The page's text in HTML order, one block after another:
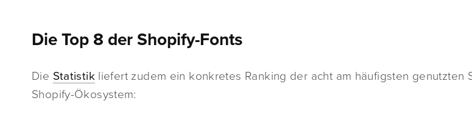
Die Top 8 der Shopify-Fonts
Die Statistikliefert zudem ein konkretes Ranking der acht am häufigsten genutzten
Shopify-Ökosystem: